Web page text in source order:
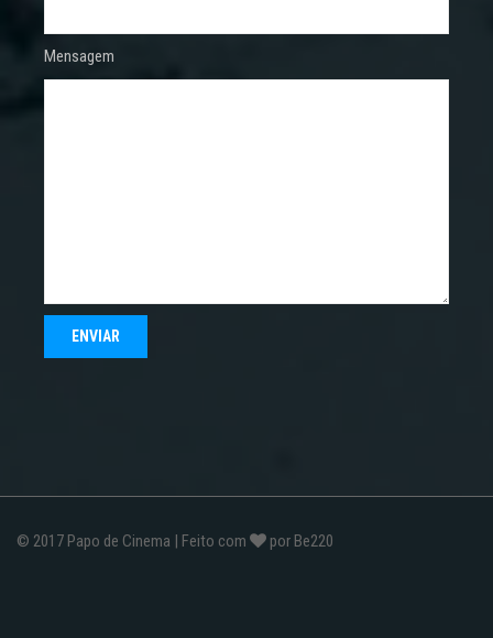
Mensagem
© 2017 Papo de Cinema | Feito com por Be220